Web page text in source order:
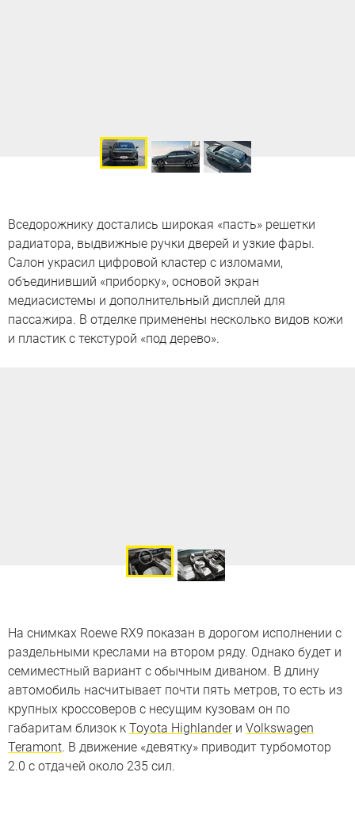
Вседорожнику достались широкая «пасть» решетки
радиатора, выдвижные ручки дверей и узкие фары.
Салон украсил цифровой кластер с изломами,
объединивший «приборку», основой экран
медиасистемы и дополнительный дисплей для
пассажира. В отделке применены несколько видов кожи
и пластик с текстурой «под дерево».
На снимках Roewe RX9 показан в дорогом исполнении с
раздельными креслами на втором ряду. Однако будет и
семиместный вариант с обычным диваном. В длину
автомобиль насчитывает почти пять метров, то есть из
крупных кроссоверов с несущим кузовам он по
габаритам близок к Toyota Highlanderи Volkswagen
Teramont. В движение «девятку» приводит турбомотор
2.0 с отдачей около 235 сил.